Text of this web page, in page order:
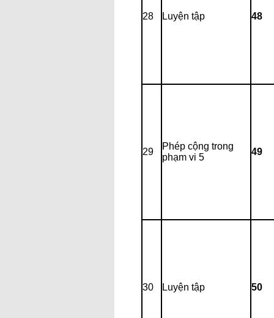
28 Luyện tập 48
29
Phép cộng trong
phạm vi 5
49
30 Luyện tập 50